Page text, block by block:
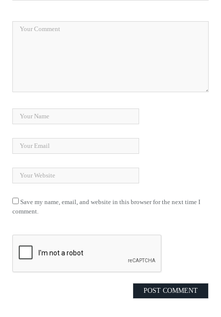
Save my name, email, and website in this browser for the next time I
comment.